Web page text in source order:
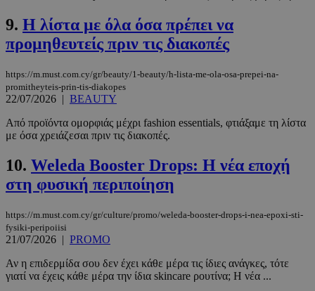
9. H λίστα με όλα όσα πρέπει να
προμηθευτείς πριν τις διακοπές
https://m.must.com.cy/gr/beauty/1-beauty/h-lista-me-ola-osa-prepei-na-
promitheyteis-prin-tis-diakopes
22/07/2026 | BEAUTY
Από προϊόντα ομορφιάς μέχρι fashion essentials, φτιάξαμε τη λίστα
με όσα χρειάζεσαι πριν τις διακοπές.
10. Weleda Booster Drops: Η νέα εποχή
στη φυσική περιποίηση
https://m.must.com.cy/gr/culture/promo/weleda-booster-drops-i-nea-epoxi-sti-
fysiki-peripoiisi
21/07/2026 | PROMO
Αν η επιδερμίδα σου δεν έχει κάθε μέρα τις ίδιες ανάγκες, τότε
γιατί να έχεις κάθε μέρα την ίδια skincare ρουτίνα; Η νέα ...